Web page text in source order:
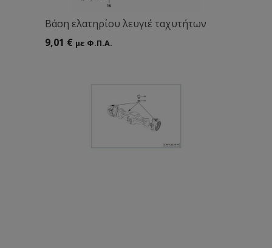
Bάση ελατηρίου λευγιέ ταχυτήτων
9,01 € με Φ.Π.Α.